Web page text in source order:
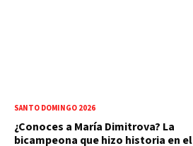
SANTO DOMINGO 2026
¿Conoces a María Dimitrova? La
bicampeona que hizo historia en el